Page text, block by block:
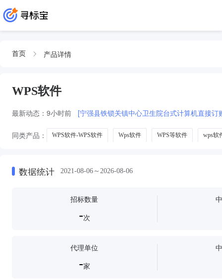
首页 产品详情
WPS软件
最新动态： 9小时前 [宁强县铁锁关镇中心卫生院台式计算机直接订
同类产品： WPS软件-WPS软件 Wps软件 WPS等软件 wps软
数据统计 2021-08-06～2026-08-06
招标数量
-次
代理单位
-家